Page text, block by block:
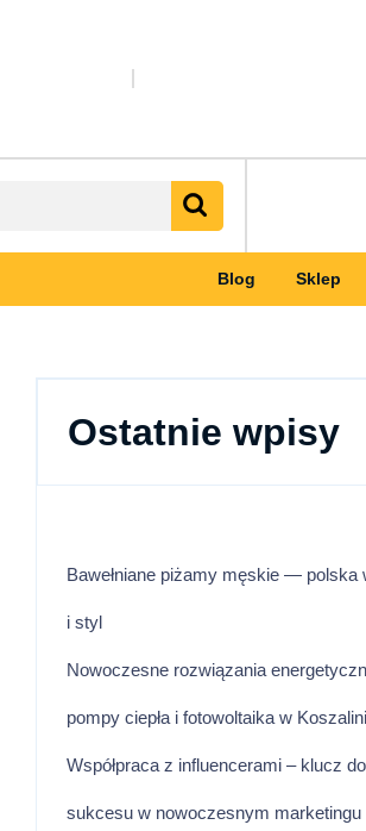
Blog Sklep
Ostatnie wpisy
Bawełniane piżamy męskie — polska
i styl
Nowoczesne rozwiązania
pompy ciepła i fotowoltaika w
Współpraca z influencerami – klucz do
sukcesu w nowoczesnym marketingu